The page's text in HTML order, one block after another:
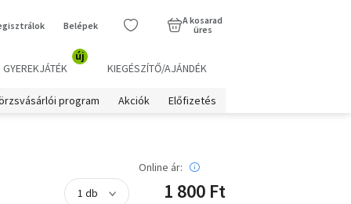
Belépek
A kosarad
üres
GYEREKJÁTÉK
új
KIEGÉSZÍTŐ/AJÁNDÉK
program Akciók Előfizetés
Online ár:
1 800 Ft